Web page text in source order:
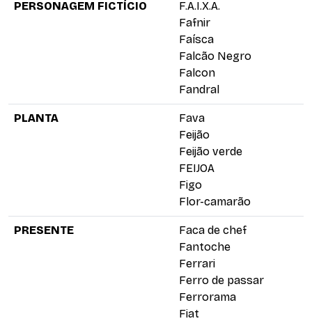
PERSONAGEM FICTÍCIO
F.A.I.X.A.
Fafnir
Faísca
Falcão Negro
Falcon
Fandral
PLANTA
Fava
Feijão
Feijão verde
FEIJOA
Figo
Flor-camarão
PRESENTE
Faca de chef
Fantoche
Ferrari
Ferro de passar
Ferrorama
Fiat